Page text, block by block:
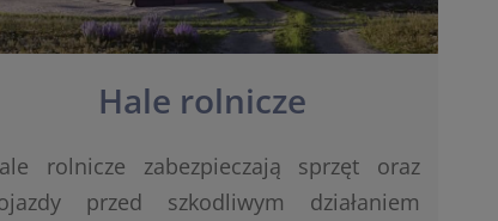
Hale rolnicze
rolnicze zabezpieczają sprzęt oraz
przed szkodliwym działaniem